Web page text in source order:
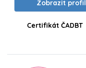
Zobrazit profil
Certifikát ČADBT